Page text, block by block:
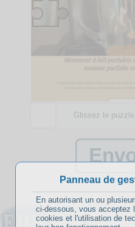
Glissez le
Panneau de
En autorisant un ou
ci-dessous, vous acceptez
cookies et l'utilisation de